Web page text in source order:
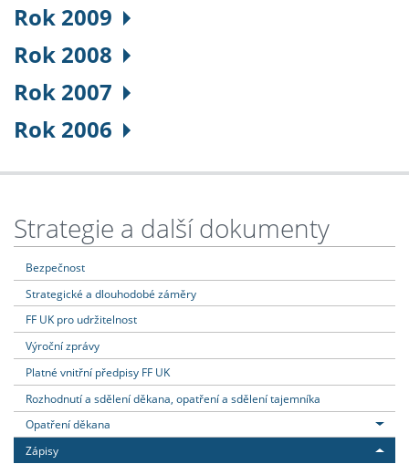
Rok 2009
Rok 2008
Rok 2007
Rok 2006
Strategie a další dokumenty
Bezpečnost
Strategické a dlouhodobé záměry
FF UK pro udržitelnost
Výroční zprávy
Platné vnitřní předpisy FF UK
Rozhodnutí a sdělení děkana, opatření a sdělení tajemníka
Opatření děkana
Zápisy